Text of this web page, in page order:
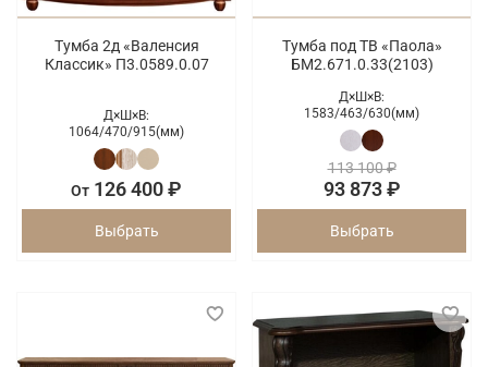
Тумба 2д «Валенсия
Классик» П3.0589.0.07
Д×Ш×В:
1064/470/915(мм)
От 126 400 ₽
Выбрать
Тумба под ТВ «Паола»
БМ2.671.0.33(2103)
Д×Ш×В:
1583/463/630(мм)
113 100 ₽
93 873 ₽
Выбрать